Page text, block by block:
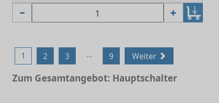
1 2 3 ... 9 Weiter
Zum Gesamtangebot: Hauptschalter